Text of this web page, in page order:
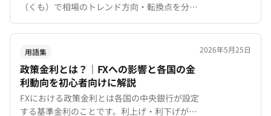
（くも）で相場のトレンド方向・転換点を分析
するテクニカル指標です。雲の見方、三役好転
の条件、実践的な活用法を初心者向けに解説。
用語集
政策金利とは？｜FXへの影響と各国の金
利動向を初心者向けに解説
FXにおける政策金利とは各国の中央銀行が設定
する基準金利のことです。利上げ・利下げが為
2026年5月25日